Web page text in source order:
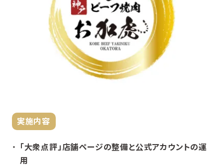
実施内容
「大衆点評」店舗ページの整備と公式アカウントの運
用